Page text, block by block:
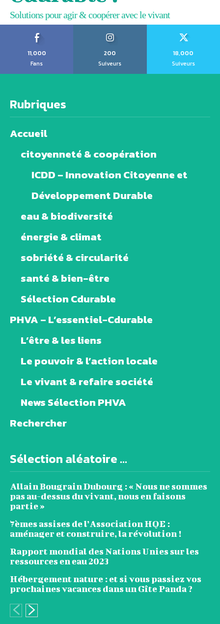
Solutions pour agir & coopérer avec le vivant
11,000
Fans
200
Suiveurs
18,000
Suiveurs
Rubriques
Accueil
citoyenneté & coopération
ICDD – Innovation Citoyenne et
Développement Durable
eau & biodiversité
énergie & climat
sobriété & circularité
santé & bien-être
Sélection Cdurable
PHVA – L’essentiel-Cdurable
L’être & les liens
Le pouvoir & l’action locale
Le vivant & refaire société
News Sélection PHVA
Rechercher
Sélection aléatoire ...
Allain Bougrain Dubourg : « Nous ne sommes
pas au-dessus du vivant, nous en faisons
partie »
7èmes assises de l’Association HQE :
aménager et construire, la révolution !
Rapport mondial des Nations Unies sur les
ressources en eau 2023
Hébergement nature : et si vous passiez vos
prochaines vacances dans un Gîte Panda ?